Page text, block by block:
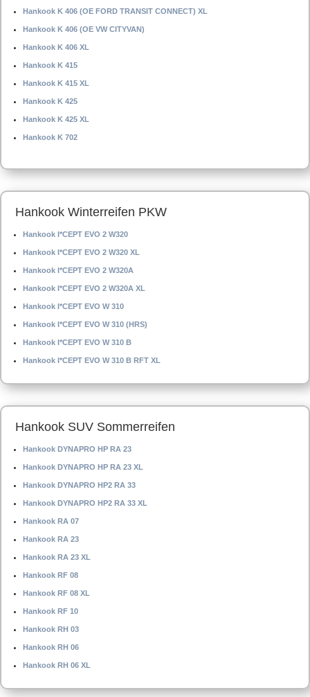
Hankook K 406 (OE FORD TRANSIT CONNECT) XL
Hankook K 406 (OE VW CITYVAN)
Hankook K 406 XL
Hankook K 415
Hankook K 415 XL
Hankook K 425
Hankook K 425 XL
Hankook K 702
Hankook Winterreifen PKW
Hankook I*CEPT EVO 2 W320
Hankook I*CEPT EVO 2 W320 XL
Hankook I*CEPT EVO 2 W320A
Hankook I*CEPT EVO 2 W320A XL
Hankook I*CEPT EVO W 310
Hankook I*CEPT EVO W 310 (HRS)
Hankook I*CEPT EVO W 310 B
Hankook I*CEPT EVO W 310 B RFT XL
Hankook SUV Sommerreifen
Hankook DYNAPRO HP RA 23
Hankook DYNAPRO HP RA 23 XL
Hankook DYNAPRO HP2 RA 33
Hankook DYNAPRO HP2 RA 33 XL
Hankook RA 07
Hankook RA 23
Hankook RA 23 XL
Hankook RF 08
Hankook RF 08 XL
Hankook RF 10
Hankook RH 03
Hankook RH 06
Hankook RH 06 XL